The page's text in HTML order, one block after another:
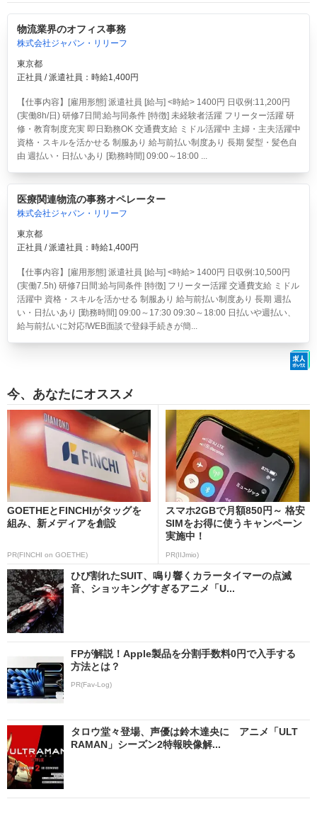
物流業界のオフィス事務
株式会社ジャパン・リリーフ
東京都
正社員 / 派遣社員：時給1,400円
【仕事内容】[雇用形態] 派遣社員 [給与] <時給> 1400円 日収例:11,200円
(実働8h/日) 研修7日間:給与同条件 [特徴] 未経験者活躍 フリーター活躍 研
修・教育制度充実 即日勤務OK 交通費支給 ミドル活躍中 主婦・主夫活躍中
資格・スキルを活かせる 制服あり 給与前払い制度あり 長期 髪型・髪色自
由 週払い・日払いあり [勤務時間] 09:00～18:00 ...
医療関連物流の事務オペレーター
株式会社ジャパン・リリーフ
東京都
正社員 / 派遣社員：時給1,400円
【仕事内容】[雇用形態] 派遣社員 [給与] <時給> 1400円 日収例:10,500円
(実働7.5h) 研修7日間:給与同条件 [特徴] フリーター活躍 交通費支給 ミドル
活躍中 資格・スキルを活かせる 制服あり 給与前払い制度あり 長期 週払
い・日払いあり [勤務時間] 09:00～17:30 09:30～18:00 日払いや週払い、
給与前払いに対応!WEB面談で登録手続きが簡...
今、あなたにオススメ
GOETHEとFINCHIがタッグを
組み、新メディアを創設
PR(FINCHI on GOETHE)
スマホ2GBで月額850円～ 格安
SIMをお得に使うキャンペーン
実施中！
PR(IIJmio)
ひび割れたSUIT、鳴り響くカラータイマーの点滅
音、ショッキングすぎるアニメ「U...
FPが解説！Apple製品を分割手数料0円で入手する
方法とは？
PR(Fav-Log)
タロウ堂々登場、声優は鈴木達央に アニメ「ULT
RAMAN」シーズン2特報映像解...